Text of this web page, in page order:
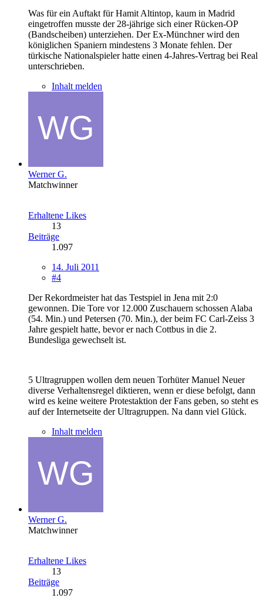
Was für ein Auftakt für Hamit Altintop, kaum in Madrid
eingetroffen musste der 28-jährige sich einer Rücken-OP
(Bandscheiben) unterziehen. Der Ex-Münchner wird den
königlichen Spaniern mindestens 3 Monate fehlen. Der
türkische Nationalspieler hatte einen 4-Jahres-Vertrag bei Real
unterschrieben.
Inhalt melden
Werner G.
Matchwinner
Erhaltene Likes
13
Beiträge
1.097
14. Juli 2011
#4
Der Rekordmeister hat das Testspiel in Jena mit 2:0
gewonnen. Die Tore vor 12.000 Zuschauern schossen Alaba
(54. Min.) und Petersen (70. Min.), der beim FC Carl-Zeiss 3
Jahre gespielt hatte, bevor er nach Cottbus in die 2.
Bundesliga gewechselt ist.
5 Ultragruppen wollen dem neuen Torhüter Manuel Neuer
diverse Verhaltensregel diktieren, wenn er diese befolgt, dann
wird es keine weitere Protestaktion der Fans geben, so steht es
auf der Internetseite der Ultragruppen. Na dann viel Glück.
Inhalt melden
Werner G.
Matchwinner
Erhaltene Likes
13
Beiträge
1.097